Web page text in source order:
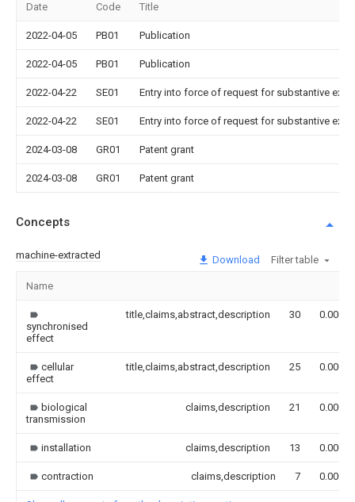
Date Code Title
2022-04-05 PB01 Publication
2022-04-05 PB01 Publication
2022-04-22 SE01 Entry into force of request for substantive
2022-04-22 SE01 Entry into force of request for substantive
2024-03-08 GR01 Patent grant
2024-03-08 GR01 Patent grant
Concepts
machine-extracted Download Filter table
Name
synchronised
effect
title,claims,abstract,description 30 0.000
cellular
effect
title,claims,abstract,description 25 0.000
biological
transmission
claims,description 21 0.000
installation claims,description 13 0.000
contraction claims,description 7 0.000